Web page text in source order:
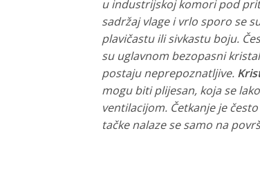
u industrijskoj komori pod
sadržaj vlage i vrlo sporo se
plavičastu ili sivkastu boju.
su uglavnom bezopasni
postaju neprepoznatljive.
mogu biti plijesan, koja se
ventilacijom. Četkanje je
tačke nalaze se samo na